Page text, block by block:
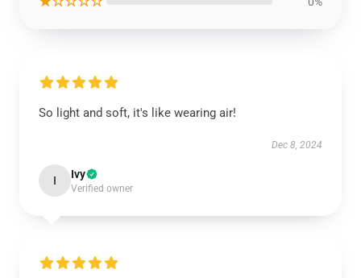
So light and soft, it's like wearing air!
Dec 8, 2024
I Ivy
Verified owner